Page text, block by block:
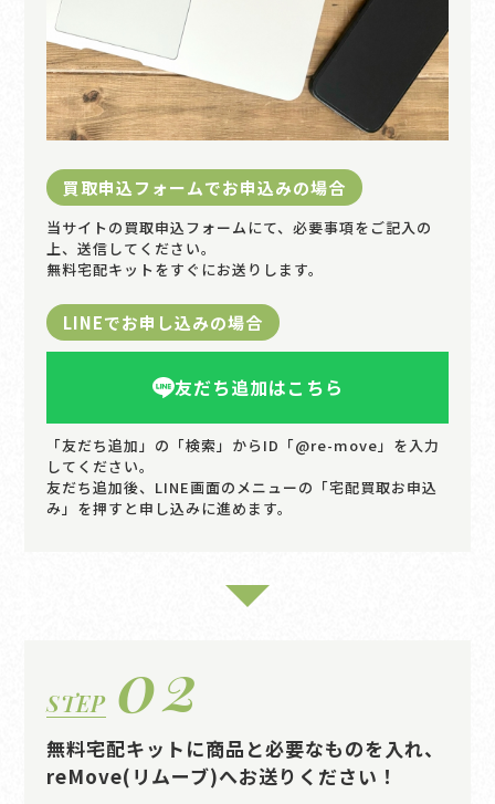
買取申込フォームでお申込みの場合
当サイトの買取申込フォームにて、必要事項をご記入の
上、送信してください。
無料宅配キットをすぐにお送りします。
LINEでお申し込みの場合
友だち追加はこちら
「友だち追加」の「検索」からID「@re-move」を入力
してください。
友だち追加後、LINE画面のメニューの「宅配買取お申込
み」を押すと申し込みに進めます。
STEP 02
無料宅配キットに商品と必要なものを入れ、
reMove(リムーブ)へお送りください！